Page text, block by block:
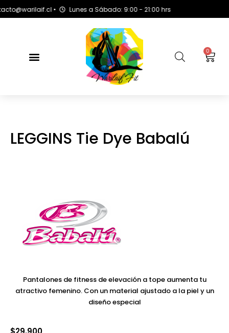
• Lunes a Sábado: 9:00 - 21:00 hrs
0
LEGGINS Tie Dye Babalú
Pantalones de fitness de elevación a tope aumenta tu
atractivo femenino. Con un material ajustado a la piel y un
diseño especial